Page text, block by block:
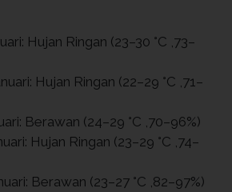
Hujan Ringan (23–30 °C ,73–
Hujan Ringan (22–29 °C ,71–
Berawan (24–29 °C ,70–96%)
Hujan Ringan (23–29 °C ,74–
Berawan (23–27 °C ,82–97%)